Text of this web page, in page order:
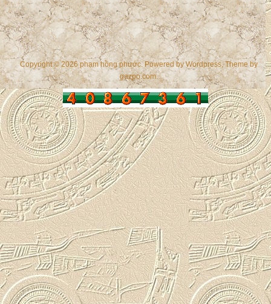
Copyright © 2026 phạm hồng phước. Powered byWordpress, Theme by
gazpo.com.